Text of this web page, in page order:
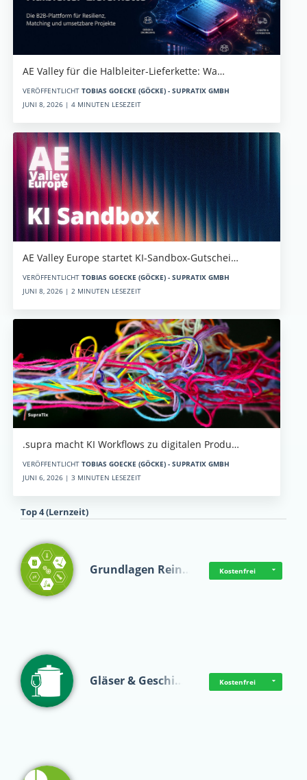
AE Valley für die Halbleiter-Lieferkette: Wa…
VERÖFFENTLICHT TOBIAS GOECKE (GÖCKE) - SUPRATIX GMBH
JUNI 8, 2026 | 4 MINUTEN LESEZEIT
AE Valley Europe startet KI-Sandbox-Gutschei…
VERÖFFENTLICHT TOBIAS GOECKE (GÖCKE) - SUPRATIX GMBH
JUNI 8, 2026 | 2 MINUTEN LESEZEIT
.supra macht KI Workflows zu digitalen Produ…
VERÖFFENTLICHT TOBIAS GOECKE (GÖCKE) - SUPRATIX GMBH
JUNI 6, 2026 | 3 MINUTEN LESEZEIT
Top 4 (Lernzeit)
Grundlagen Rein… Kostenfrei
Gläser & Geschi… Kostenfrei